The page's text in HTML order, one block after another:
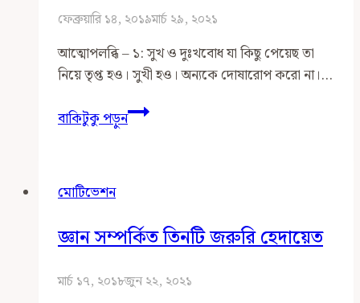
ফেব্রুয়ারি ১৪, ২০১৯মার্চ ২৯, ২০২১
আত্মোপলব্ধি – ১: সুখ ও দুঃখবোধ যা কিছু পেয়েছ তা
নিয়ে তৃপ্ত হও। সুখী হও। অন্যকে দোষারোপ করো না।…
বাকিটুকু পড়ুনআত্মোপলব্ধি
মোটিভেশন
জ্ঞান সম্পর্কিত তিনটি জরুরি হেদায়েত
মার্চ ১৭, ২০১৮জুন ২২, ২০২১